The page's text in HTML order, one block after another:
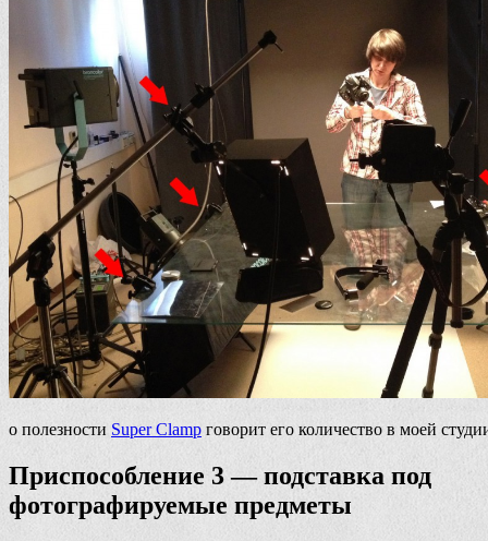
о полезности Super Clamp говорит его количество в моей
Приспособление 3 — подставка под
фотографируемые предметы